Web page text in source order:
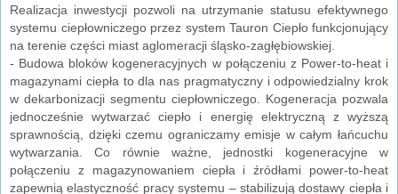
Realizacja inwestycji pozwoli na utrzymanie statusu efektywnego
systemu ciepłowniczego przez system Tauron Ciepło funkcjonujący
na terenie części miast aglomeracji śląsko-zagłębiowskiej.
- Budowa bloków kogeneracyjnych w połączeniu z Power-to-heat i
magazynami ciepła to dla nas pragmatyczny i odpowiedzialny krok
w dekarbonizacji segmentu ciepłowniczego. Kogeneracja pozwala
jednocześnie wytwarzać ciepło i energię elektryczną z wyższą
sprawnością, dzięki czemu ograniczamy emisje w całym łańcuchu
wytwarzania. Co równie ważne, jednostki kogeneracyjne w
połączeniu z magazynowaniem ciepła i źródłami power-to-heat
zapewnią elastyczność pracy systemu – stabilizują dostawy ciepła i